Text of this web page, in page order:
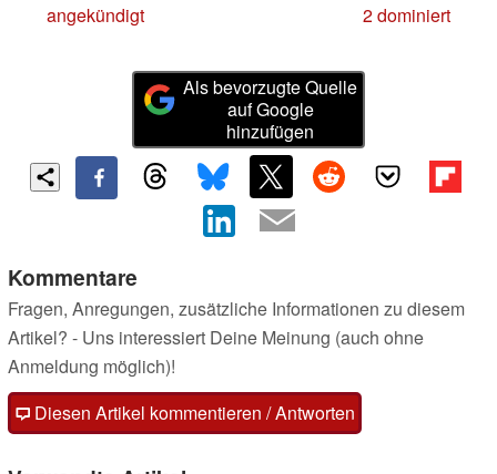
angekündigt
2 dominiert
Als bevorzugte Quelle
auf Google
hinzufügen
Kommentare
Fragen, Anregungen, zusätzliche Informationen zu diesem
Artikel? - Uns interessiert Deine Meinung (auch ohne
Anmeldung möglich)!
Diesen Artikel kommentieren / Antworten